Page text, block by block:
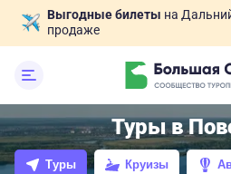
Выгодные билеты на
продаже
Туры в
Туры Круизы